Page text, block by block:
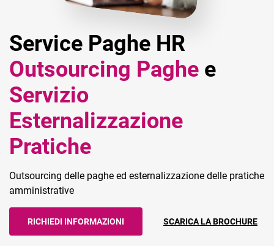
Email Marketing
Fatturazione
Service Paghe HR
Outsourcing Paghe e
Servizio
Esternalizzazione
Pratiche
Outsourcing delle paghe ed esternalizzazione delle pratiche
amministrative
RICHIEDI INFORMAZIONI SCARICA LA BROCHURE